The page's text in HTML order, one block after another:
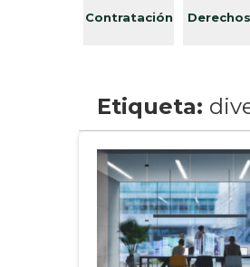
Contratación Derechos
Etiqueta: